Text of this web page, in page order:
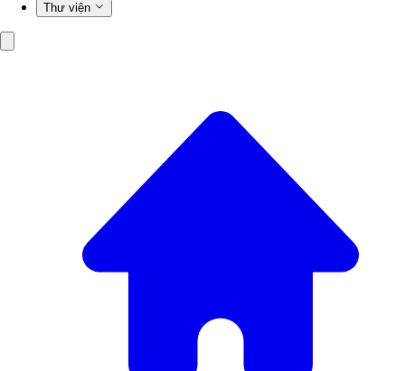
Thư viện